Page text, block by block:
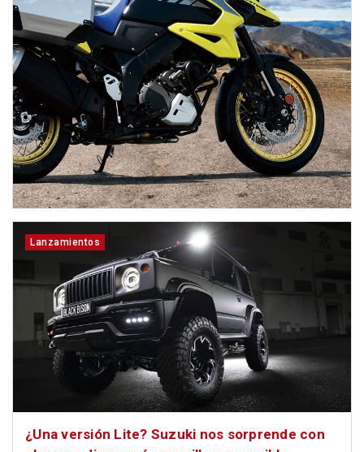
Lanzamientos
¿Una versión Lite? Suzuki nos sorprende con